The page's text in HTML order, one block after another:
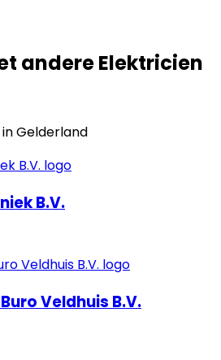
andere Elektricien
Gelderland
B.V.
Veldhuis B.V.